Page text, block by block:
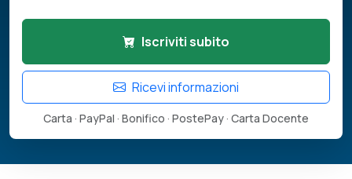
Iscriviti subito
Ricevi informazioni
Carta · PayPal · Bonifico · PostePay · Carta Docente